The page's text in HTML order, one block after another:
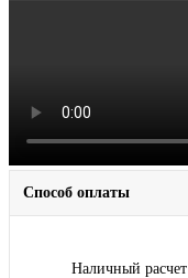
Способ оплаты
Наличный расчет